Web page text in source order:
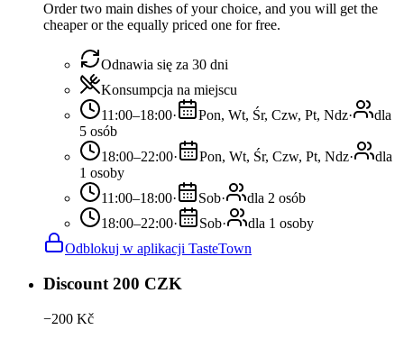
Order two main dishes of your choice, and you will get the
cheaper or the equally priced one for free.
Odnawia się za 30 dni
Konsumpcja na miejscu
11:00–18:00· Pon, Wt, Śr, Czw, Pt, Ndz·
dla
5 osób
18:00–22:00· Pon, Wt, Śr, Czw, Pt, Ndz·
dla
1 osoby
11:00–18:00· Sob·
dla 2 osób
18:00–22:00· Sob·
dla 1 osoby
Odblokuj w aplikacji TasteTown
Discount 200 CZK
−200 Kč